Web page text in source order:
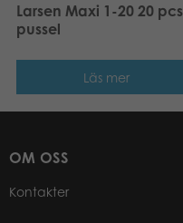
Larsen Maxi 1-20 20 pcs
pussel
Läs mer
OM OSS
Kontakter